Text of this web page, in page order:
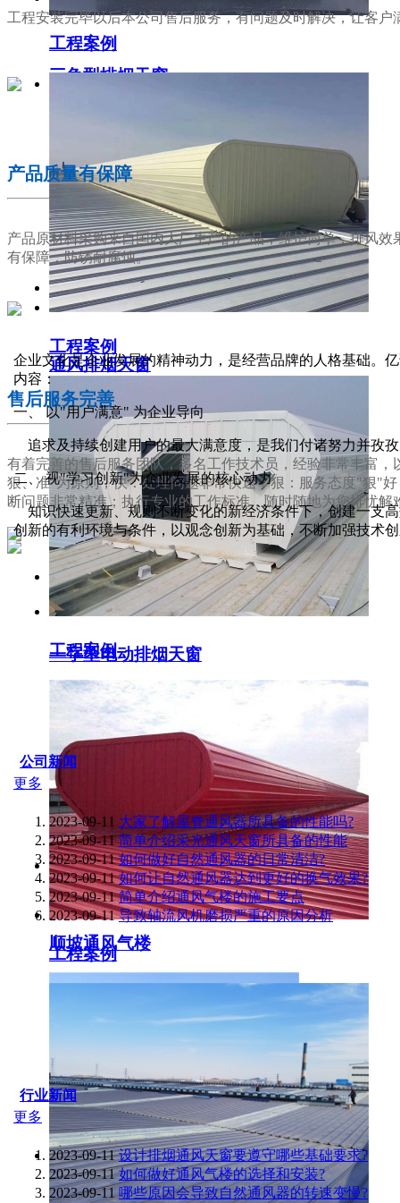
三角型排烟天窗
通风排烟天窗
一字型电动排烟天窗
顺坡通风气楼
工程案例
工程案例
工程案例
工程案例
工程安装完毕以后本公司售后服务，有问题及时解决，让客户
产品质量有保障
产品原材料采购来自国内大厂生产的产品，维护简单，排风效
有保障，防锈耐腐蚀。
03
售后服务完善
有着完善的售后服务团队，多名工作技术员，经验非常丰富，
狠、准"为原则，快：处理问题非常快速；狠：服务态度"狠"
断问题非常精准；执行专业的工作标准，随时随地为您排忧解
企业文化是企业发展的精神动力，是经营品牌的人格基础。
内容：
一、 以"用户满意" 为企业导向
追求及持续创建用户的最大满意度，是我们付诸努力并孜
二、 视"学习创新"为企业发展的核心动力
知识快速更新、规则不断变化的新经济条件下，创建一支
创新的有利环境与条件，以观念创新为基础，不断加强技术
公司新闻
更多
2023-09-11 大家了解屋脊通风器所具备的性能吗?
2023-09-11 简单介绍采光通风天窗所具备的性能
2023-09-11 如何做好自然通风器的日常清洁?
2023-09-11 如何让自然通风器达到更好的换气效果?
2023-09-11 简单介绍通风气楼的施工要点
2023-09-11 导致轴流风机磨损严重的原因分析
行业新闻
更多
2023-09-11 设计排烟通风天窗要遵守哪些基础要求?
2023-09-11 如何做好通风气楼的选择和安装?
2023-09-11 哪些原因会导致自然通风器的转速变慢?